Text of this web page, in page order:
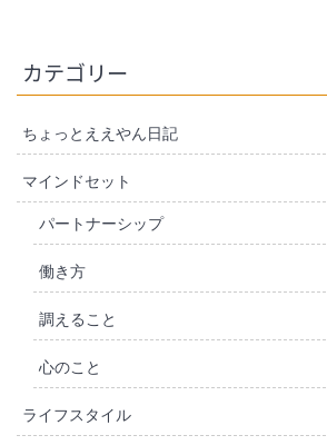
カテゴリー
ちょっとええやん日記
マインドセット
パートナーシップ
働き方
調えること
心のこと
ライフスタイル